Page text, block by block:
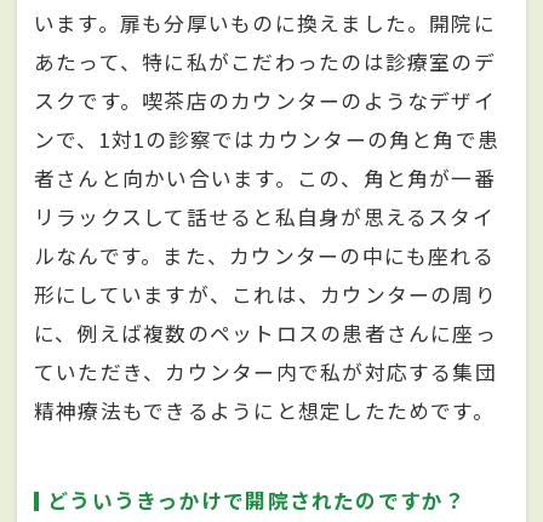
います。扉も分厚いものに換えました。開院に
あたって、特に私がこだわったのは診療室のデ
スクです。喫茶店のカウンターのようなデザイ
ンで、1対1の診察ではカウンターの角と角で患
者さんと向かい合います。この、角と角が一番
リラックスして話せると私自身が思えるスタイ
ルなんです。また、カウンターの中にも座れる
形にしていますが、これは、カウンターの周り
に、例えば複数のペットロスの患者さんに座っ
ていただき、カウンター内で私が対応する集団
精神療法もできるようにと想定したためです。
どういうきっかけで開院されたのですか？